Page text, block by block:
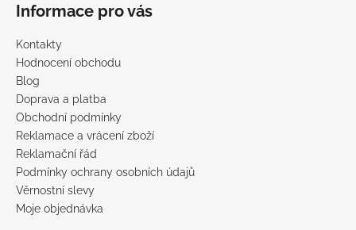
Informace pro vás
Kontakty
Hodnocení obchodu
Blog
Doprava a platba
Obchodní podmínky
Reklamace a vrácení zboží
Reklamační řád
Podmínky ochrany osobních údajů
Věrnostní slevy
Moje objednávka